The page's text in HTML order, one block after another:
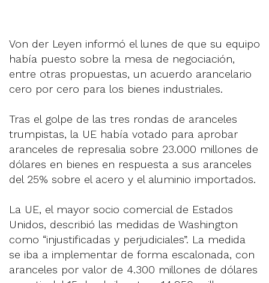
Von der Leyen informó el lunes de que su equipo
había puesto sobre la mesa de negociación,
entre otras propuestas, un acuerdo arancelario
cero por cero para los bienes industriales.
Tras el golpe de las tres rondas de aranceles
trumpistas, la UE había votado para aprobar
aranceles de represalia sobre 23.000 millones de
dólares en bienes en respuesta a sus aranceles
del 25% sobre el acero y el aluminio importados.
La UE, el mayor socio comercial de Estados
Unidos, describió las medidas de Washington
como “injustificadas y perjudiciales”. La medida
se iba a implementar de forma escalonada, con
aranceles por valor de 4.300 millones de dólares